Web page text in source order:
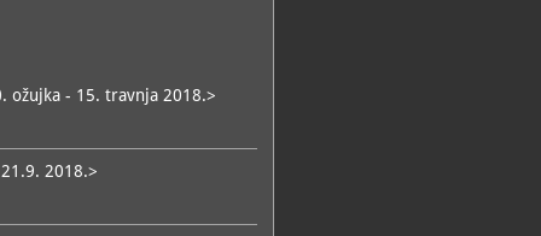
ožujka - 15. travnja 2018.>
2018.>